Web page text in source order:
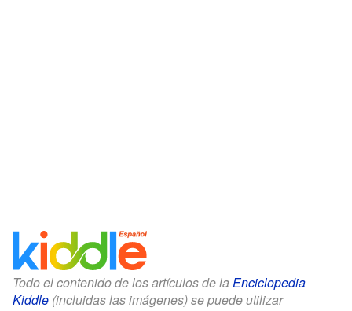
Todo el contenido de los artículos de la Enciclopedia
Kiddle (incluidas las imágenes) se puede utilizar